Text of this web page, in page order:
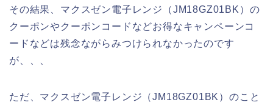
その結果、マクスゼン電子レンジ（JM18GZ01BK）の
クーポンやクーポンコードなどお得なキャンペーンコ
ードなどは残念ながらみつけられなかったのです
が、、、
ただ、マクスゼン電子レンジ（JM18GZ01BK）のこと